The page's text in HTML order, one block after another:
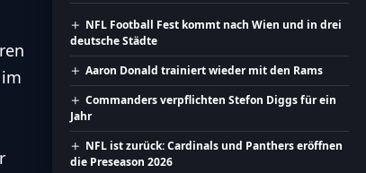
NFL Football Fest kommt nach Wien und in drei
deutsche Städte
Aaron Donald trainiert wieder mit den Rams
Commanders verpflichten Stefon Diggs für ein
Jahr
NFL ist zurück: Cardinals und Panthers eröffnen
die Preseason 2026